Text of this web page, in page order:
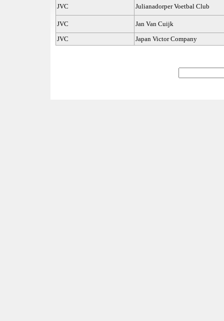
JVC Julianadorper Voetbal Club
JVC
Jan Van Cuijk
JVC
Japan Victor Company